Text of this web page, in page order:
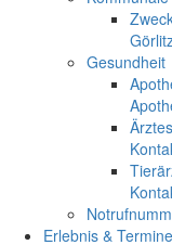
Gesundheit
Erlebnis & Termine